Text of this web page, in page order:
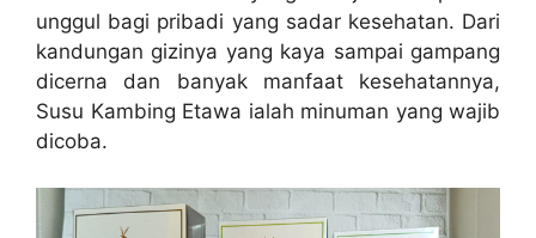
unggul bagi pribadi yang sadar kesehatan. Dari
kandungan gizinya yang kaya sampai gampang
dicerna dan banyak manfaat kesehatannya,
Susu Kambing Etawa ialah minuman yang wajib
dicoba.